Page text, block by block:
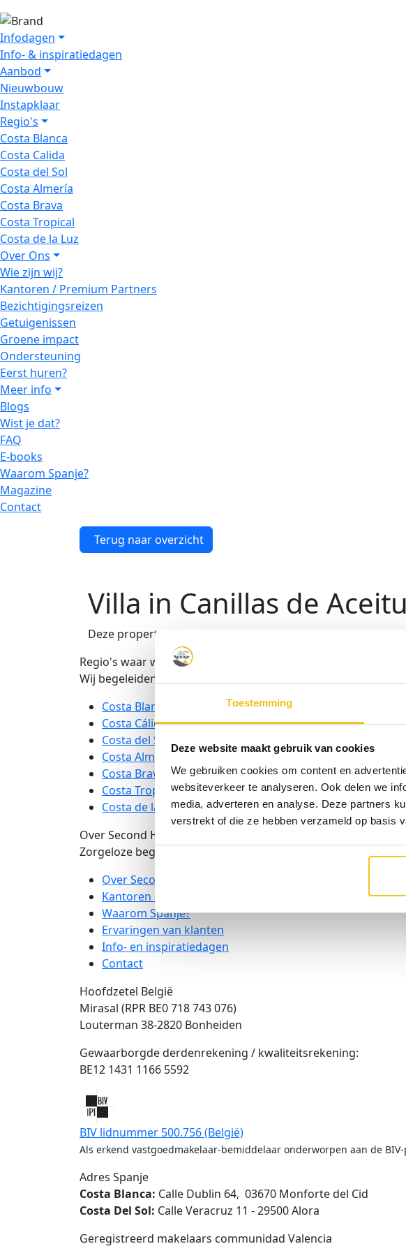
Toestemming
Deze website maakt gebruik van cookies
We gebruiken cookies om content en
websiteverkeer te analyseren. Ook delen we
media, adverteren en analyse. Deze partners
verstrekt of die ze hebben verzameld op basis
Infodagen
Info- & inspiratiedagen
Aanbod
Nieuwbouw
Instapklaar
Regio's
Costa Blanca
Costa Calida
Costa del Sol
Costa Almería
Costa Brava
Costa Tropical
Costa de la Luz
Over Ons
Wie zijn wij?
Kantoren / Premium Partners
Bezichtigingsreizen
Getuigenissen
Groene impact
Ondersteuning
Eerst huren?
Meer info
Blogs
Wist je dat?
FAQ
E-books
Waarom Spanje?
Magazine
Contact
Terug naar overzicht
Villa in Canillas de
Deze property zit niet langer in ons aanbod
Regio's waar we actief zijn
Wij begeleiden Vlamingen bij de aankoop van een tweede
Costa Blanca
Costa Cálida
Costa del Sol
Costa Almería
Costa Brava
Costa Tropical
Costa de la Luz
Over Second Home Spanje
Zorgeloze begeleiding, persoonlijk en betrouwbaar, wij
Over Second Home Spanje
Kantoren en Premium partners
Waarom Spanje?
Ervaringen van klanten
Info‑ en inspiratiedagen
Contact
Hoofdzetel België
Mirasal (RPR BE0 718 743 076)
Louterman 38-2820 Bonheiden
Gewaarborgde derdenrekening / kwaliteitsrekening:
BE12 1431 1166 5592
BIV lidnummer 500.756 (België)
Als erkend vastgoedmakelaar‑bemiddelaar onderworpen aan de
Adres Spanje
Costa Blanca: Calle Dublin 64, 03670 Monforte del Cid
Costa Del Sol: Calle Veracruz 11 - 29500 Alora
Geregistreerd makelaars communidad Valencia